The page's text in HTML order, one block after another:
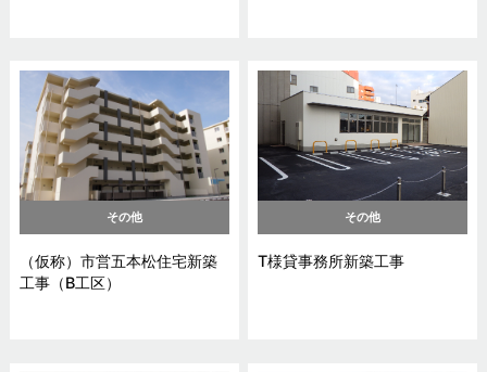
その他
（仮称）市営五本松住宅新築
工事（B工区）
その他
T様貸事務所新築工事